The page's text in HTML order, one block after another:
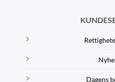
Dagens